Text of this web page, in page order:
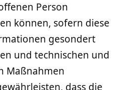
Person
können, sofern diese
gesondert
und technischen und
Maßnahmen
dass die